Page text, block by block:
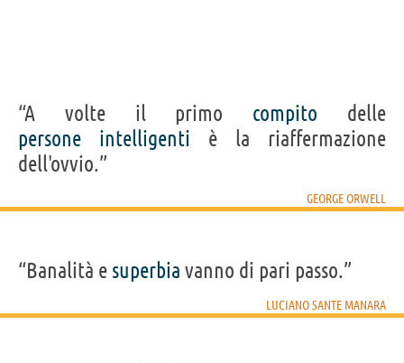
“A volte il primo compito delle
persone
intelligenti è la riaffermazione
dell'ovvio.”
GEORGE ORWELL
“Banalità e superbia vanno di pari passo.”
LUCIANO SANTE MANARA